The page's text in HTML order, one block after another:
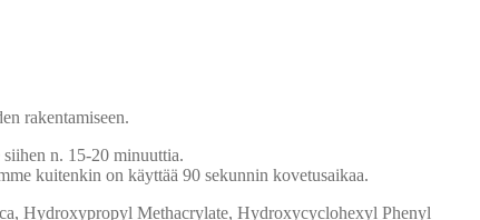
rakentamiseen.
n. 15-20 minuuttia.
kuitenkin on käyttää 90 sekunnin kovetusaikaa.
Hydroxypropyl Methacrylate, Hydroxycyclohexyl Phenyl